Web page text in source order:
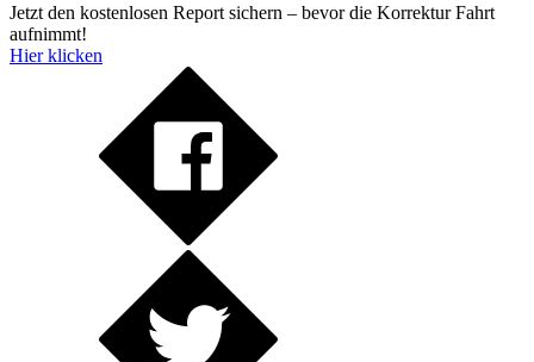
Jetzt den kostenlosen Report sichern – bevor die Korrektur Fahrt
aufnimmt!
Hier klicken